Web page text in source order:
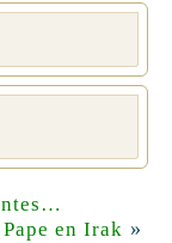
en Irak »